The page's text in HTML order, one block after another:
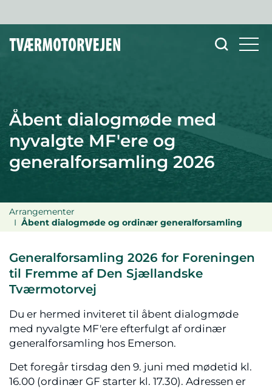
Åbent dialogmøde med
nyvalgte MF'ere og
generalforsamling 2026
Arrangementer
Åbent dialogmøde og ordinær generalforsamling
Generalforsamling 2026 for Foreningen
til Fremme af Den Sjællandske
Tværmotorvej
Du er hermed inviteret til åbent dialogmøde
med nyvalgte MF'ere efterfulgt af ordinær
generalforsamling hos Emerson.
Det foregår tirsdag den 9. juni med mødetid kl.
16.00 (ordinær GF starter kl. 17.30). Adressen er